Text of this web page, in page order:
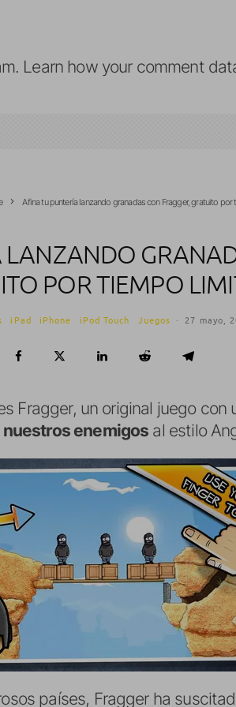
Learn how your comment
Afina tu puntería lanzando granadas con Fragger, gratuito
POR TIEMPO
iPad iPhone iPod Touch Juegos · 27 mayo,
Fragger, un original juego con
nuestros enemigos al estilo
países, Fragger ha